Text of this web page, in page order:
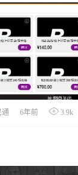
通 6年前 3.9k